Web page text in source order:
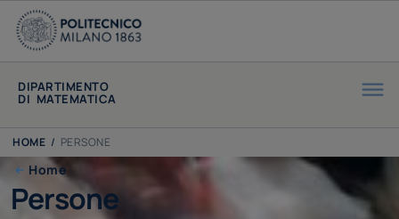
DIPARTIMENTO
DI MATEMATICA
HOME / PERSONE
Home
Persone